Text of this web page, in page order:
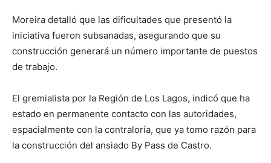
Moreira detalló que las dificultades que presentó la
iniciativa fueron subsanadas, asegurando que su
construcción generará un número importante de puestos
de trabajo.
El gremialista por la Región de Los Lagos, indicó que ha
estado en permanente contacto con las autoridades,
espacialmente con la contraloría, que ya tomo razón para
la construcción del ansiado By Pass de Castro.